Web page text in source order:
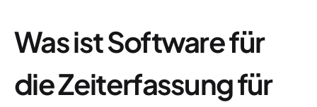
Was ist Software für
die Zeiterfassung für